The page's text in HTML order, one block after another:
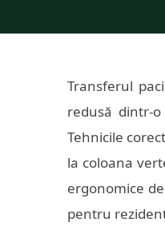
Transferul
redusă dintr-
Tehnicile
la coloana
ergonomice
pentru